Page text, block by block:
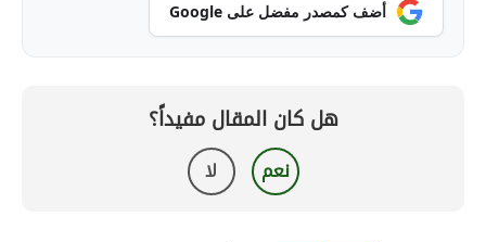
أضف كمصدر مفضل على Google
هل كان المقال مفيداً؟
نعم لا